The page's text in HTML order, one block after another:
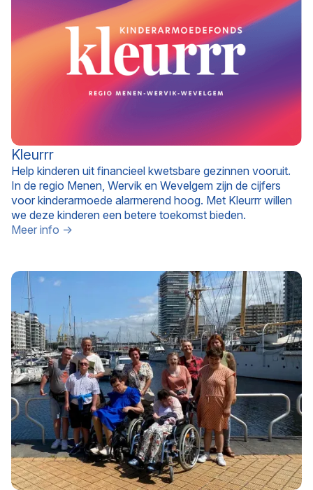
Kleurrr
Help kinderen uit financieel kwetsbare gezinnen vooruit.
In de regio Menen, Wervik en Wevelgem zijn de cijfers
voor kinderarmoede alarmerend hoog. Met Kleurrr willen
we deze kinderen een betere toekomst bieden.
Meer info →